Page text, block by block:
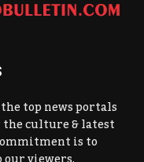
top news portals
culture & latest
is to